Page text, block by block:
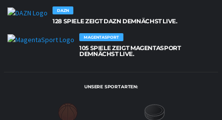
DAZN
128 SPIELE ZEIGT DAZN DEMNÄCHST LIVE.
MAGENTASPORT
105 SPIELE ZEIGT MAGENTASPORT
DEMNÄCHST LIVE.
UNSERE SPORTARTEN: